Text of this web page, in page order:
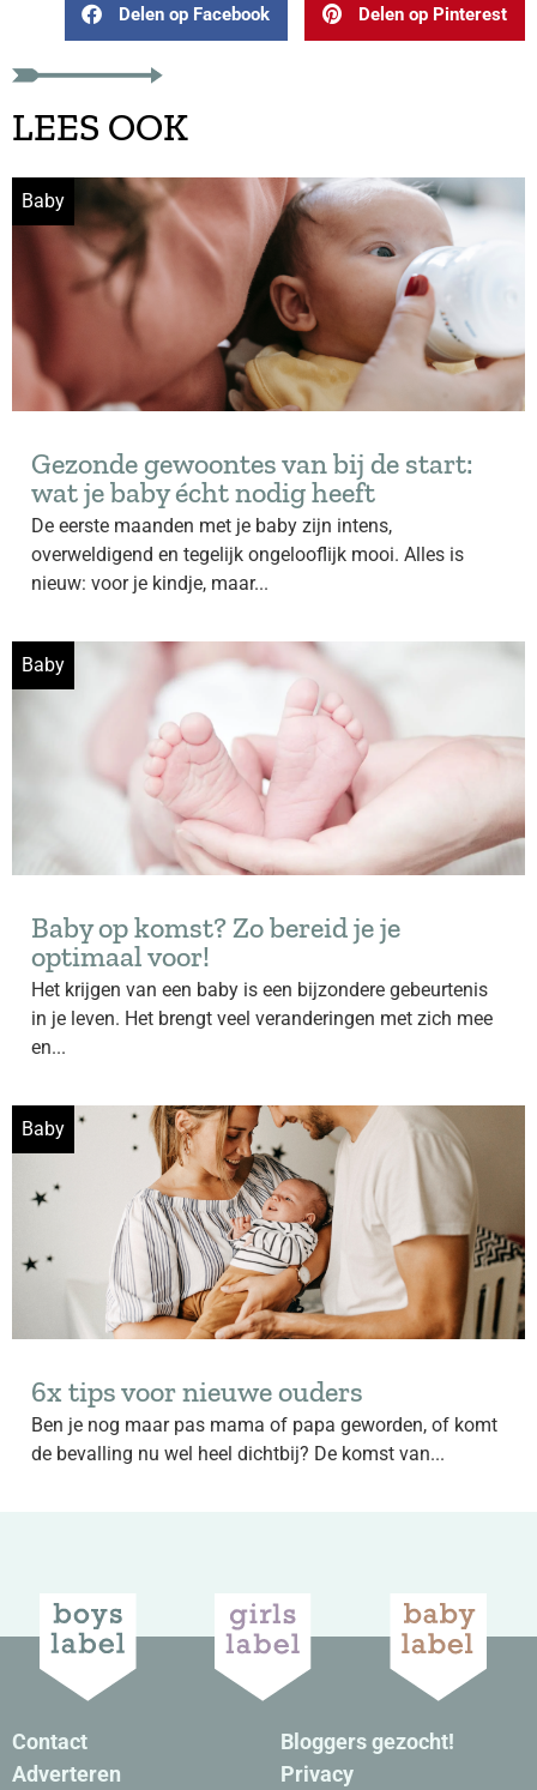
Delen op Facebook Delen op Pinterest
LEES OOK
Baby
Gezonde gewoontes van bij de start:
wat je baby écht nodig heeft
De eerste maanden met je baby zijn intens,
overweldigend en tegelijk ongelooflijk mooi. Alles is
nieuw: voor je kindje, maar...
Baby
Baby op komst? Zo bereid je je
optimaal voor!
Het krijgen van een baby is een bijzondere gebeurtenis
in je leven. Het brengt veel veranderingen met zich mee
en...
Baby
6x tips voor nieuwe ouders
Ben je nog maar pas mama of papa geworden, of komt
de bevalling nu wel heel dichtbij? De komst van...
Contact
Adverteren
Bloggers gezocht!
Privacy